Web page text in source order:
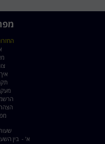
א' - בין השעות 15:00-